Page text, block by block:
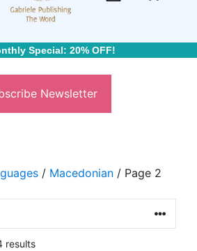
Special: 20% OFF!
Newsletter
/ Macedonian / Page 2
results